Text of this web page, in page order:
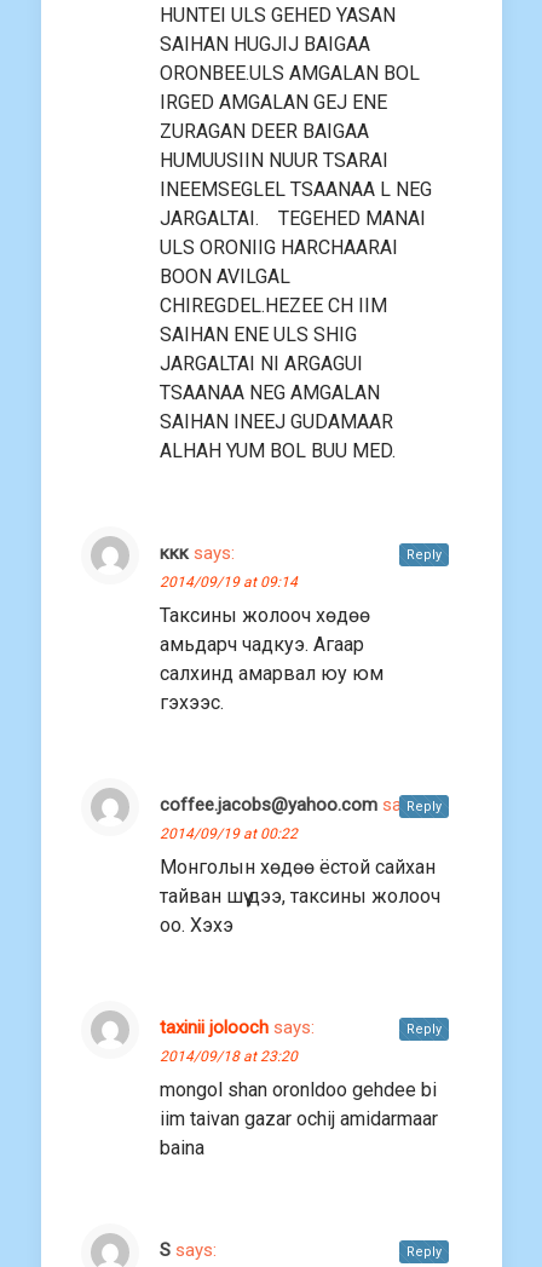
HUNTEI ULS GEHED YASAN
SAIHAN HUGJIJ BAIGAA
ORONBEE.ULS AMGALAN BOL
IRGED AMGALAN GEJ ENE
ZURAGAN DEER BAIGAA
HUMUUSIIN NUUR TSARAI
INEEMSEGLEL TSAANAA L NEG
JARGALTAI. TEGEHED MANAI
ULS ORONIIG HARCHAARAI
BOON AVILGAL
CHIREGDEL.HEZEE CH IIM
SAIHAN ENE ULS SHIG
JARGALTAI NI ARGAGUI
TSAANAA NEG AMGALAN
SAIHAN INEEJ GUDAMAAR
ALHAH YUM BOL BUU MED.
ккк says:
2014/09/19 at 09:14
Таксины жолооч хөдөө
амьдарч чадкуэ. Агаар
салхинд амарвал юу юм
гэхээс.
Reply
coffee.jacobs@yahoo.com says:
2014/09/19 at 00:22
Монголын хөдөө ёстой сайхан
тайван шүү дээ, таксины жолооч
оо. Хэхэ
Reply
taxinii jolooch says:
2014/09/18 at 23:20
mongol shan oronldoo gehdee bi
iim taivan gazar ochij amidarmaar
baina
Reply
S says: Reply